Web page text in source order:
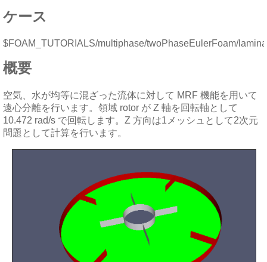
ケース
$FOAM_TUTORIALS/multiphase/twoPhaseEulerFoam/
概要
空気、水が均等に混ざった流体に対して MRF 機能を用いて
遠心分離を行います。領域 rotor が Z 軸を回転軸として
10.472 rad/s で回転します。Z 方向は1メッシュとして2次元
問題として計算を行います。